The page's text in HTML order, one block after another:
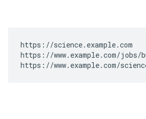
https://science.example.com
https://www.example.com/jobs/
https://www.example.com/